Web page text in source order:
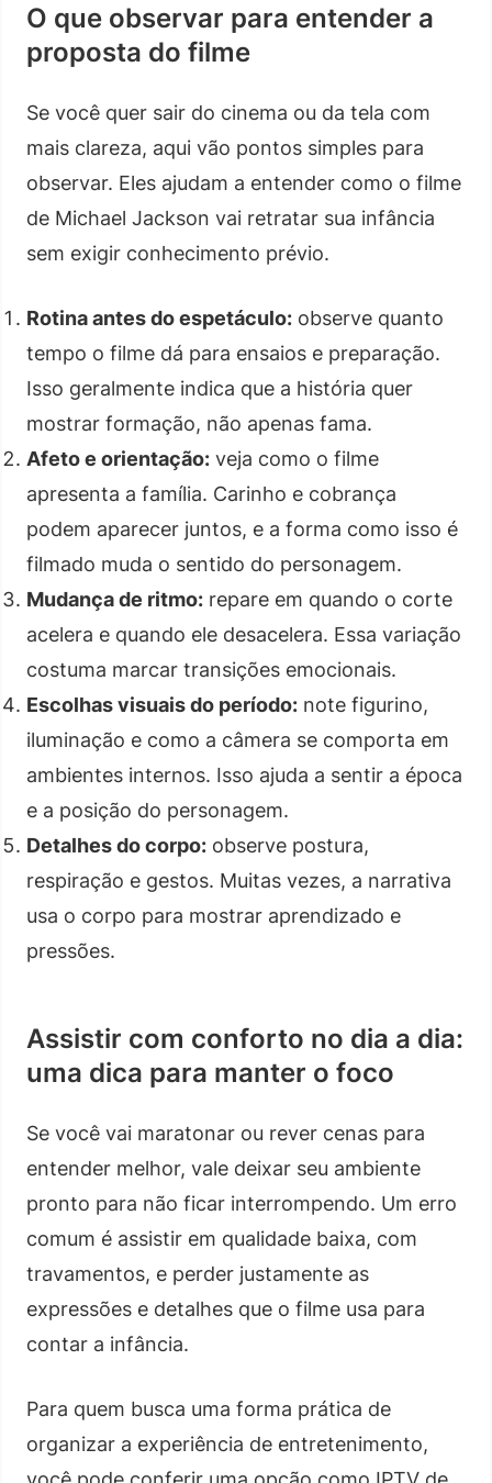
O que observar para entender a
proposta do filme
Se você quer sair do cinema ou da tela com
mais clareza, aqui vão pontos simples para
observar. Eles ajudam a entender como o filme
de Michael Jackson vai retratar sua infância
sem exigir conhecimento prévio.
Rotina antes do espetáculo: observe quanto
tempo o filme dá para ensaios e preparação.
Isso geralmente indica que a história quer
mostrar formação, não apenas fama.
Afeto e orientação: veja como o filme
apresenta a família. Carinho e cobrança
podem aparecer juntos, e a forma como isso é
filmado muda o sentido do personagem.
Mudança de ritmo: repare em quando o corte
acelera e quando ele desacelera. Essa variação
costuma marcar transições emocionais.
Escolhas visuais do período: note figurino,
iluminação e como a câmera se comporta em
ambientes internos. Isso ajuda a sentir a época
e a posição do personagem.
Detalhes do corpo: observe postura,
respiração e gestos. Muitas vezes, a narrativa
usa o corpo para mostrar aprendizado e
pressões.
Assistir com conforto no dia a dia:
uma dica para manter o foco
Se você vai maratonar ou rever cenas para
entender melhor, vale deixar seu ambiente
pronto para não ficar interrompendo. Um erro
comum é assistir em qualidade baixa, com
travamentos, e perder justamente as
expressões e detalhes que o filme usa para
contar a infância.
Para quem busca uma forma prática de
organizar a experiência de entretenimento,